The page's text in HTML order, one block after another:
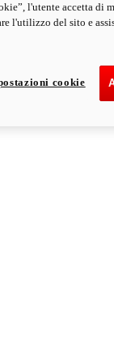
l'utente accetta di
l'utilizzo del sito e
cookie